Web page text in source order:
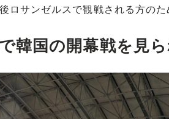
サンゼルスで観戦される方のた
韓国の開幕戦を見